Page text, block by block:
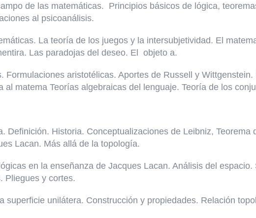
de las matemáticas. Principios básicos de lógica,
al psicoanálisis.
La teoría de los juegos y la intersubjetividad. El
Las paradojas del deseo. El objeto a.
Formulaciones aristotélicas. Aportes de Russell y
al matema Teorías algebraicas del lenguaje. Teoría de los
Definición. Historia. Conceptualizaciones de Leibniz, Teorema
Lacan. Más allá de la topología.
en la enseñanza de Jacques Lacan. Análisis del
Pliegues y cortes.
superficie unilátera. Construcción y propiedades. Relación